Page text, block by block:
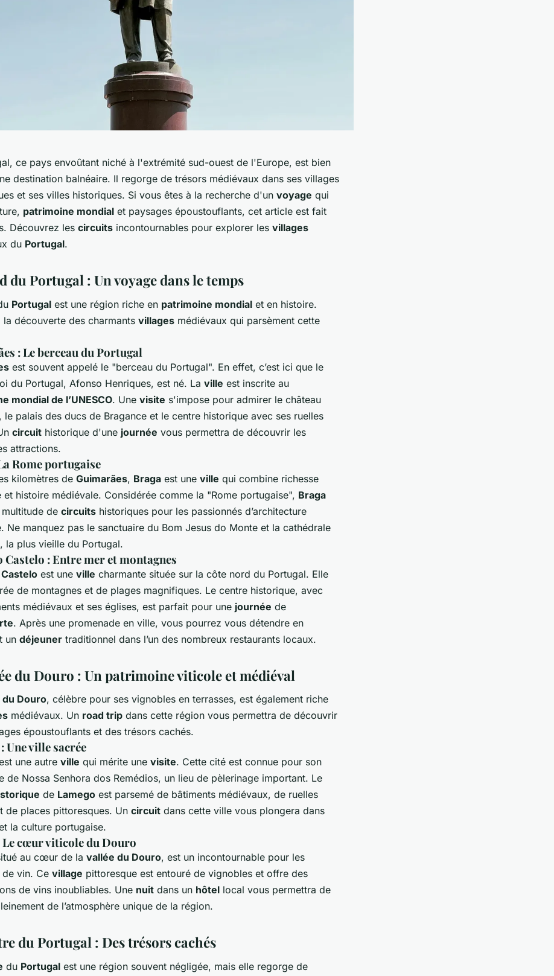
ce pays envoûtant niché à l'extrémité sud-ouest de l'Europe, est bien
destination balnéaire. Il regorge de trésors médiévaux dans ses villages
et ses villes historiques. Si vous êtes à la recherche d'un voyage qui
patrimoine mondial et paysages époustouflants, cet article est fait
Découvrez les circuits incontournables pour explorer les villages
du Portugal.
du Portugal : Un voyage dans le temps
Portugal est une région riche en patrimoine mondial et en histoire.
la découverte des charmants villages médiévaux qui parsèment cette
: Le berceau du Portugal
est souvent appelé le "berceau du Portugal". En effet, c’est ici que le
du Portugal, Afonso Henriques, est né. La ville est inscrite au
mondial de l’UNESCO. Une visite s'impose pour admirer le château
le palais des ducs de Bragance et le centre historique avec ses ruelles
circuit historique d'une journée vous permettra de découvrir les
attractions.
Rome portugaise
kilomètres de Guimarães, Braga est une ville qui combine richesse
et histoire médiévale. Considérée comme la "Rome portugaise", Braga
de circuits historiques pour les passionnés d’architecture
Ne manquez pas le sanctuaire du Bom Jesus do Monte et la cathédrale
, la plus vieille du Portugal.
Castelo : Entre mer et montagnes
est une ville charmante située sur la côte nord du Portugal. Elle
de montagnes et de plages magnifiques. Le centre historique, avec
médiévaux et ses églises, est parfait pour une journée de
. Après une promenade en ville, vous pourrez vous détendre en
un déjeuner traditionnel dans l’un des nombreux restaurants locaux.
du Douro : Un patrimoine viticole et médiéval
Douro, célèbre pour ses vignobles en terrasses, est également riche
médiévaux. Un road trip dans cette région vous permettra de découvrir
époustouflants et des trésors cachés.
Une ville sacrée
une autre ville qui mérite une visite. Cette cité est connue pour son
de Nossa Senhora dos Remédios, un lieu de pèlerinage important. Le
de Lamego est parsemé de bâtiments médiévaux, de ruelles
de places pittoresques. Un circuit dans cette ville vous plongera dans
la culture portugaise.
Le cœur viticole du Douro
au cœur de la vallée du Douro, est un incontournable pour les
de vin. Ce village pittoresque est entouré de vignobles et offre des
de vins inoubliables. Une nuit dans un hôtel local vous permettra de
de l’atmosphère unique de la région.
du Portugal : Des trésors cachés
du Portugal est une région souvent négligée, mais elle regorge de